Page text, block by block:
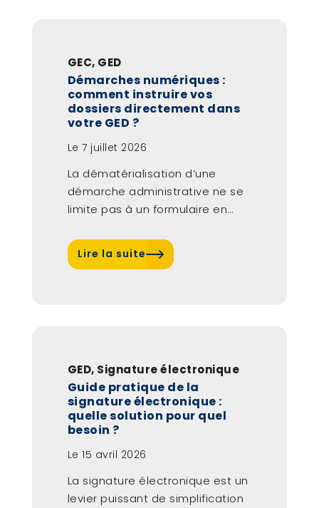
GEC, GED
Démarches numériques :
comment instruire vos
dossiers directement dans
votre GED ?
Le7 juillet 2026
La dématérialisation d’une
démarche administrative ne se
limite pas à un formulaire en
Lire la suite
GED, Signature électronique
Guide pratique de la
signature électronique :
quelle solution pour quel
besoin ?
Le15 avril 2026
La signature électronique est un
levier puissant de simplification